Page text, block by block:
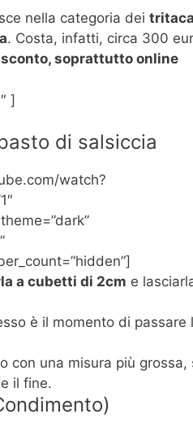
nella categoria dei
. Costa, infatti, circa 300
soprattutto online
]
di salsiccia
watch?
a cubetti di 2cm e
è il momento di passare
con una misura più grossa,
il fine.